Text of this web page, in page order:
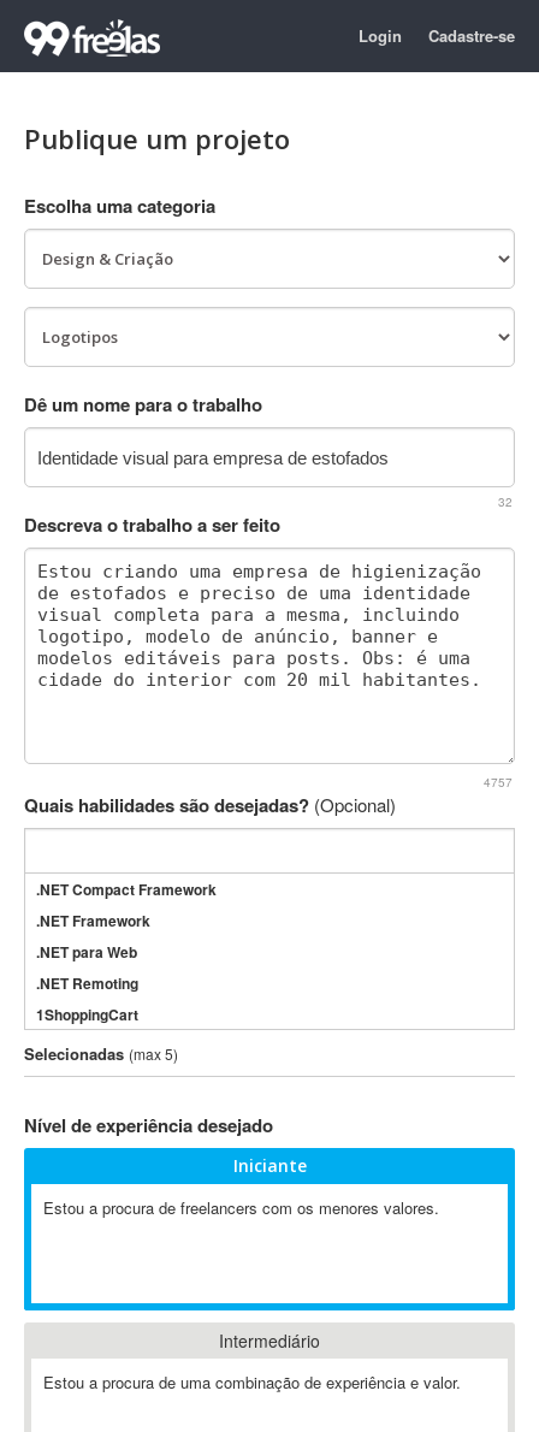
Login Cadastre-se
Publique um projeto
Escolha uma categoria
Dê um nome para o trabalho
32
Descreva o trabalho a ser feito
4757
Quais habilidades são desejadas? (Opcional)
.NET Compact Framework
.NET Framework
.NET para Web
.NET Remoting
1ShoppingCart
3DS Max
3GSM
802.11
A-GPS
ABAP
Abaqus
ABBYY FineReader
Selecionadas (max 5)
Nível de experiência desejado
Iniciante
Estou a procura de freelancers com os menores valores.
Intermediário
Estou a procura de uma combinação de experiência e valor.